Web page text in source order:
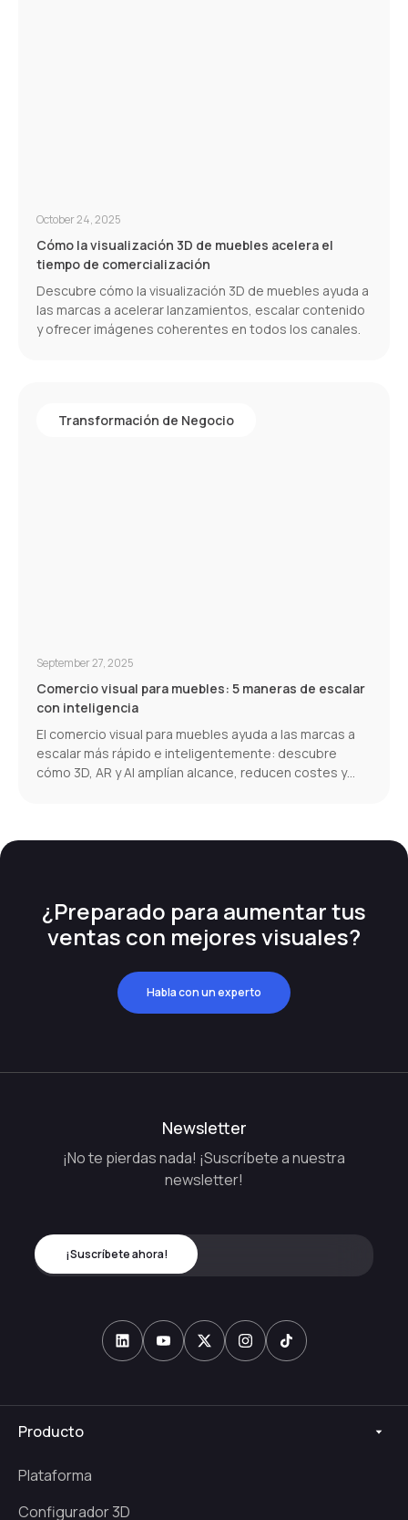
October 24, 2025
Cómo la visualización 3D de muebles acelera el
tiempo de comercialización
Descubre cómo la visualización 3D de muebles ayuda a
las marcas a acelerar lanzamientos, escalar contenido
y ofrecer imágenes coherentes en todos los canales.
Transformación de Negocio
September 27, 2025
Comercio visual para muebles: 5 maneras de escalar
con inteligencia
El comercio visual para muebles ayuda a las marcas a
escalar más rápido e inteligentemente: descubre
cómo 3D, AR y AI amplían alcance, reducen costes y
¿Preparado para aumentar tus
ventas con mejores visuales?
Habla con un experto
Newsletter
¡No te pierdas nada! ¡Suscríbete a nuestra
newsletter!
Producto
Plataforma
Configurador 3D